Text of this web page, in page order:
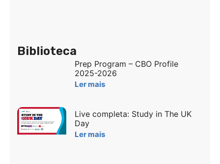
Biblioteca
Prep Program – CBO Profile
2025-2026
Ler mais
Live completa: Study in The UK
Day
Ler mais